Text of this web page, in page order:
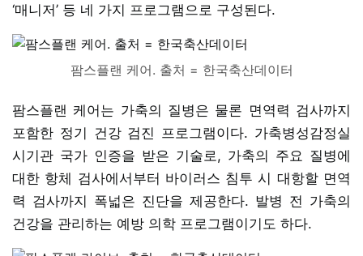
‘매니저’ 등 네 가지 프로그램으로 구성된다.
팜스플랜 케어. 출처 = 한국축산데이터
팜스플랜 케어는 가축의 질병은 물론 면역력 검사까지
포함한 정기 건강 검진 프로그램이다. 가축병성감정실
시기관 국가 인증을 받은 기술로, 가축의 주요 질병에
대한 항체 검사에서부터 바이러스 침투 시 대항할 면역
력 검사까지 폭넓은 진단을 제공한다. 발병 전 가축의
건강을 관리하는 예방 의학 프로그램이기도 하다.